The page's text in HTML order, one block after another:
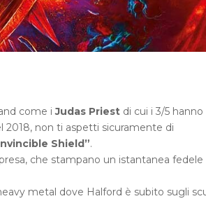
come iJudas Priestdi cui i 3/5 hanno
2018, non ti aspetti sicuramente di
Shield”.
che stampano un istantanea fedele
metal dove Halford è subito sugli